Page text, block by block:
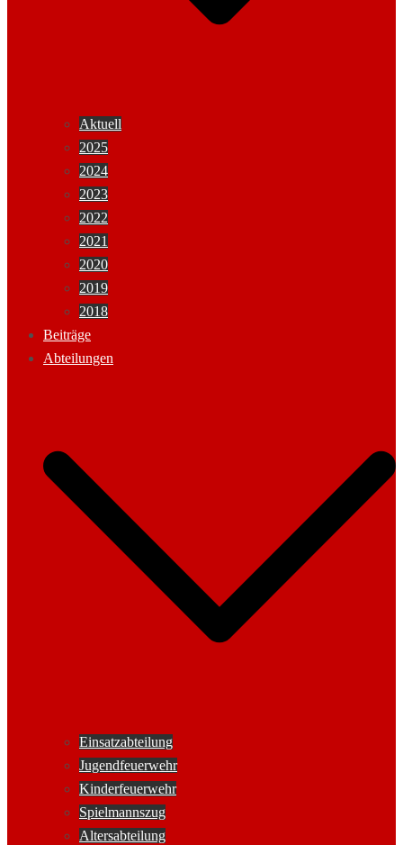
Aktuell
2025
2024
2023
2022
2021
2020
2019
2018
Beiträge
Abteilungen
Einsatzabteilung
Jugendfeuerwehr
Kinderfeuerwehr
Spielmannszug
Altersabteilung